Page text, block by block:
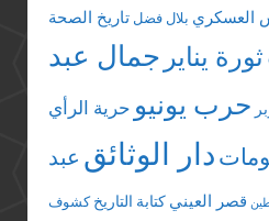
العسكري بلال فضل تاريخ الصحة
ثورة يناير جمال عبد
حرب يونيو حرية الرأي
دار الوثائق عبد
قصر العيني كتابة التاريخ كشوف